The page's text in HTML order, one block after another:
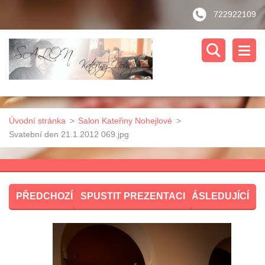
722922109
Úvodní stránka > Salon Kateřiny Nohejlové >
Svatební den 21.1.2012 069.jpg
PŘEDCHOZÍ SPUSTIT PREZENTACI NÁSLEDUJÍCÍ